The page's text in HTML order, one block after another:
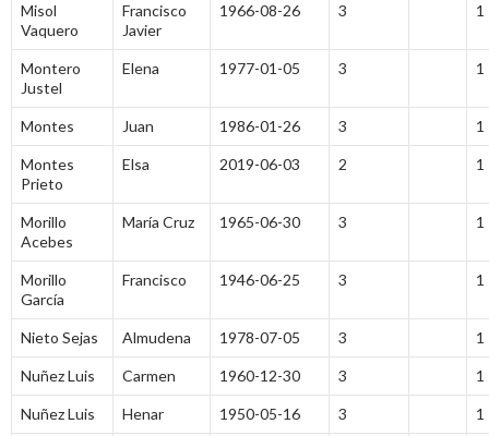
Misol
Vaquero
Francisco
Javier
1966-08-26 3 1
Montero
Justel
Elena 1977-01-05 3 1
Montes Juan 1986-01-26 3 1
Montes
Prieto
Elsa 2019-06-03 2 1
Morillo
Acebes
María Cruz 1965-06-30 3 1
Morillo
García
Francisco 1946-06-25 3 1
Nieto Sejas Almudena 1978-07-05 3 1
Nuñez Luis Carmen 1960-12-30 3 1
Nuñez Luis Henar 1950-05-16 3 1